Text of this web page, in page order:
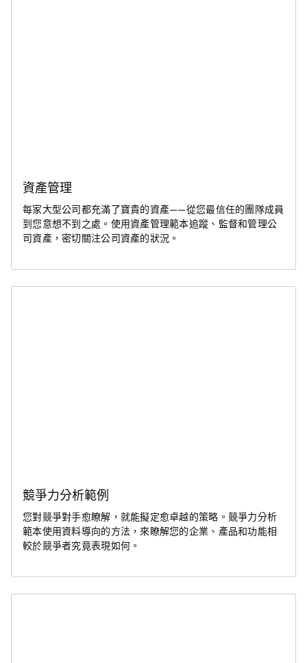
資產管理
每家大型公司都充滿了寶貴的資產——從您最信任的團隊成員
到您意想不到之處。使用資產管理範本追蹤、監督和管理公
司資產，密切關注公司資產的狀況。
競爭力分析範例
您對競爭對手愈瞭解，就能擬定愈卓越的策略。競爭力分析
範本使用資料導向的方法，來瞭解您的企業、產品和功能相
較於競爭者究竟表現如何。